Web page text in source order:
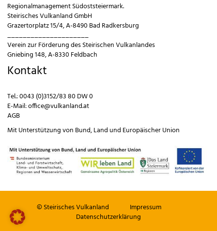
Regionalmanagement Südoststeiermark.
Steirisches Vulkanland GmbH
Grazertorplatz 15/4, A-8490 Bad Radkersburg
_____________________
Verein zur Förderung des Steirischen Vulkanlandes
Gniebing 148, A-8330 Feldbach
Kontakt
Tel.:0043 (0)3152/83 80 DW 0
E-Mail:office@vulkanland.at
AGB
Mit Unterstützung von Bund,Land und Europäischer Union
© Steirisches Vulkanland
Impressum
Datenschutzerklärung